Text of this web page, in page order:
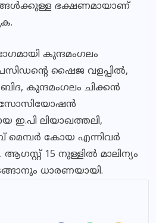
ഭക്ഷണമായാണ്
കുന്ദമംഗലം
ഷൈജ വളപ്പില്‍,
കുന്ദമംഗലം ചിക്കന്‍
ഇ.പി ലിയാഖത്തലി,
മെമ്പര്‍ കോയ എന്നിവര്‍
ആഗസ്റ്റ് 15 നുള്ളില്‍ മാലിന്യം
ധാരണയായി.